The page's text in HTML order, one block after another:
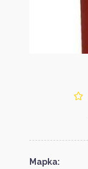
Марка: